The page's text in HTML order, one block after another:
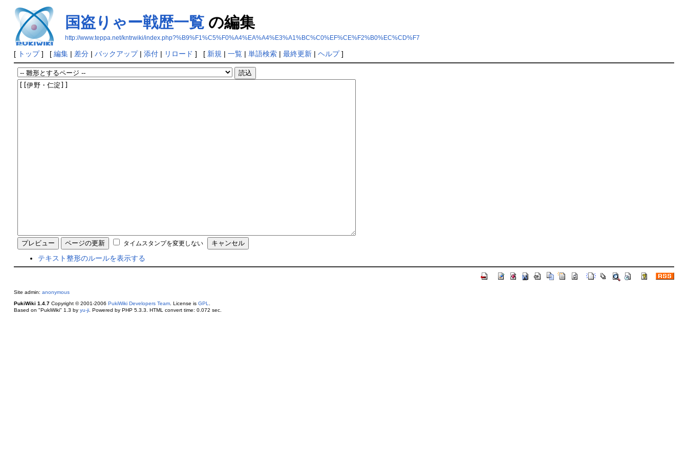
国盗りゃー戦歴一覧の編集
http://www.teppa.net/kntrwiki/index.php?%B9%F1%C5%F0%A4%EA%A4%E3%A1%BC%C0%EF%CE%F2%B0%EC%CD%F7
[ トップ] [ 編集| 差分| バックアップ| 添付| リロード ] [ 新規 | 一覧| 単語検索| 最終更新| ヘルプ]
タイムスタンプを変更しない
テキスト整形のルールを表示する
Site admin: anonymous
PukiWiki 1.4.7Copyright © 2001-2006 PukiWiki Developers Team. License is GPL
Based on "PukiWiki" 1.3 by yu-ji. Powered by PHP 5.3.3. HTML convert time: 0.072 sec.